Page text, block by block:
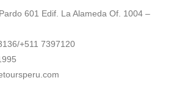
601 Edif. La Alameda Of. 1004 –
+511 7397120